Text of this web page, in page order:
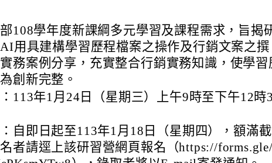
108學年度新課綱多元學習及課程需求，旨揭
用具建構學習歷程檔案之操作及行銷文案之撰
務案例分享，充實整合行銷實務知識，使學習
創新完整。
113年1月24日（星期三）上午9時至下午12時
自即日起至113年1月18日（星期四），額滿截
者請逕上該研習營網頁報名（https://